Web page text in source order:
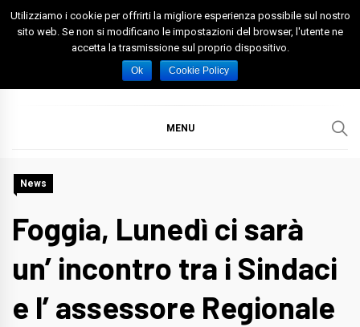
Skip
Spazio Foggia
Foggia News Calcio Eventi e Attività nella Capitanata
MENU
News
Foggia, Lunedì ci sarà
un’ incontro tra i Sindaci
e l’ assessore Regionale
Utilizziamo i cookie per offrirti la migliore esperienza possibile sul nostro
sito web. Se non si modificano le impostazioni del browser, l'utente ne
accetta la trasmissione sul proprio dispositivo.
Ok Cookie Policy